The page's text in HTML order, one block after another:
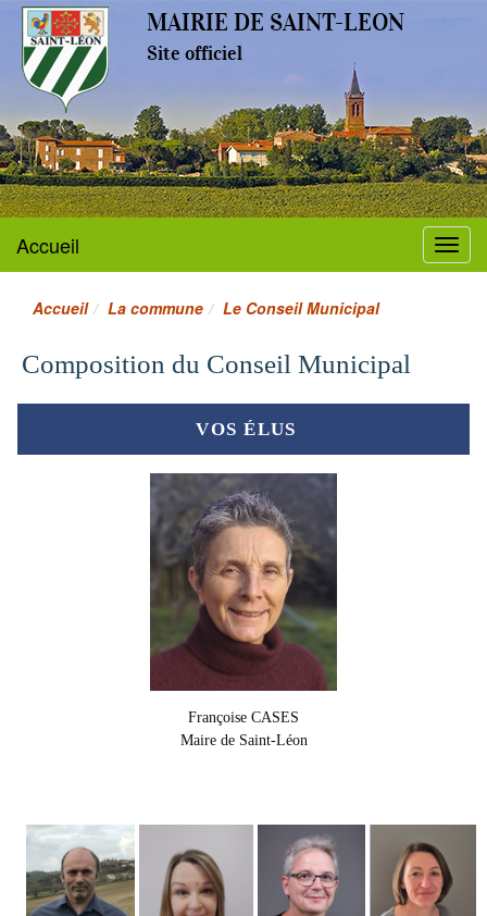
MAIRIE DE SAINT-LEON
Site officiel
Menu
Accueil
Accueil La commune Le Conseil Municipal
Composition du Conseil Municipal
VOS ÉLUS
Françoise CASES
Maire de Saint-Léon